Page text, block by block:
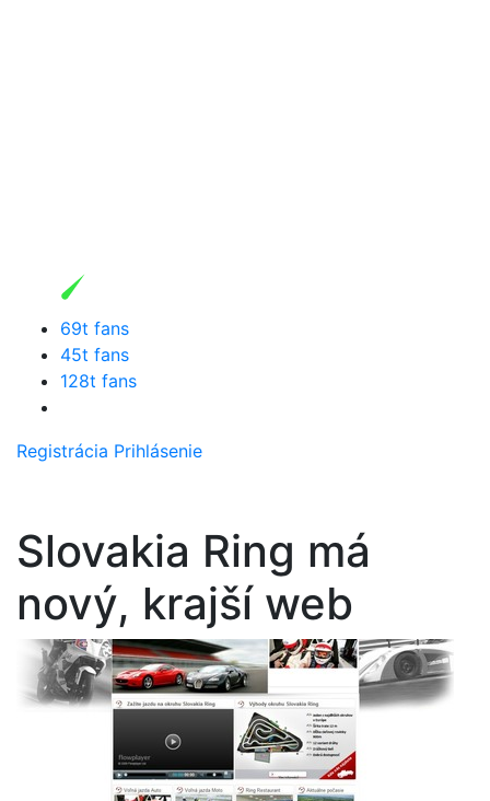
69t fans
45t fans
128t fans
Registrácia Prihlásenie
Slovakia Ring má
nový, krajší web